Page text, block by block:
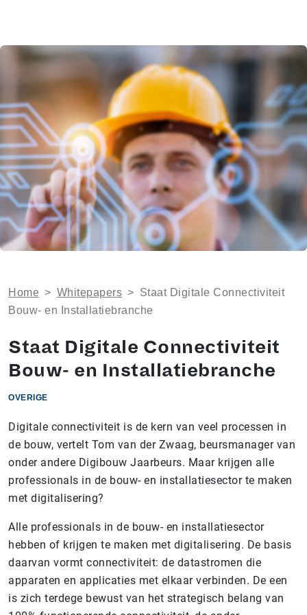
Home > Whitepapers > Staat Digitale Connectiviteit
Bouw- en Installatiebranche
Staat Digitale Connectiviteit
Bouw- en Installatiebranche
OVERIGE
Digitale connectiviteit is de kern van veel processen in
de bouw, vertelt Tom van der Zwaag, beursmanager van
onder andere Digibouw Jaarbeurs. Maar krijgen alle
professionals in de bouw- en installatiesector te maken
met digitalisering?
Alle professionals in de bouw- en installatiesector
hebben of krijgen te maken met digitalisering. De basis
daarvan vormt connectiviteit: de datastromen die
apparaten en applicaties met elkaar verbinden. De een
is zich terdege bewust van het strategisch belang van